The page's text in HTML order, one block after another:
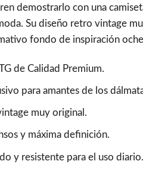
demostrarlo con una
Su diseño retro vintage
fondo de inspiración
de Calidad Premium.
para amantes de los
muy original.
y máxima definición.
y resistente para el uso diario.